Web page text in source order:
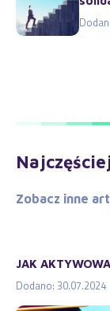
Zobacz inne
JAK
Dodano: 30.07.2024